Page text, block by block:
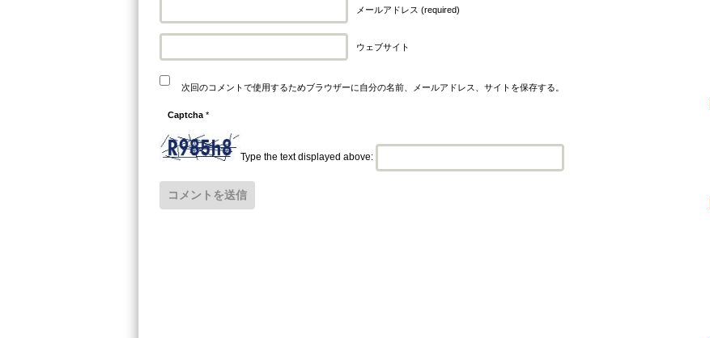
メールアドレス (required)
ウェブサイト
次回のコメントで使用するためブラウザーに自分の名前、メールアドレス、サイトを保存する。
Captcha *
Type the text displayed above: